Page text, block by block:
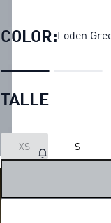
COLOR:Loden
TALLE
XS S